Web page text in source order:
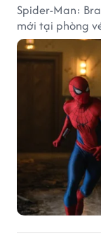
Spider-Man:
mới tại phòng